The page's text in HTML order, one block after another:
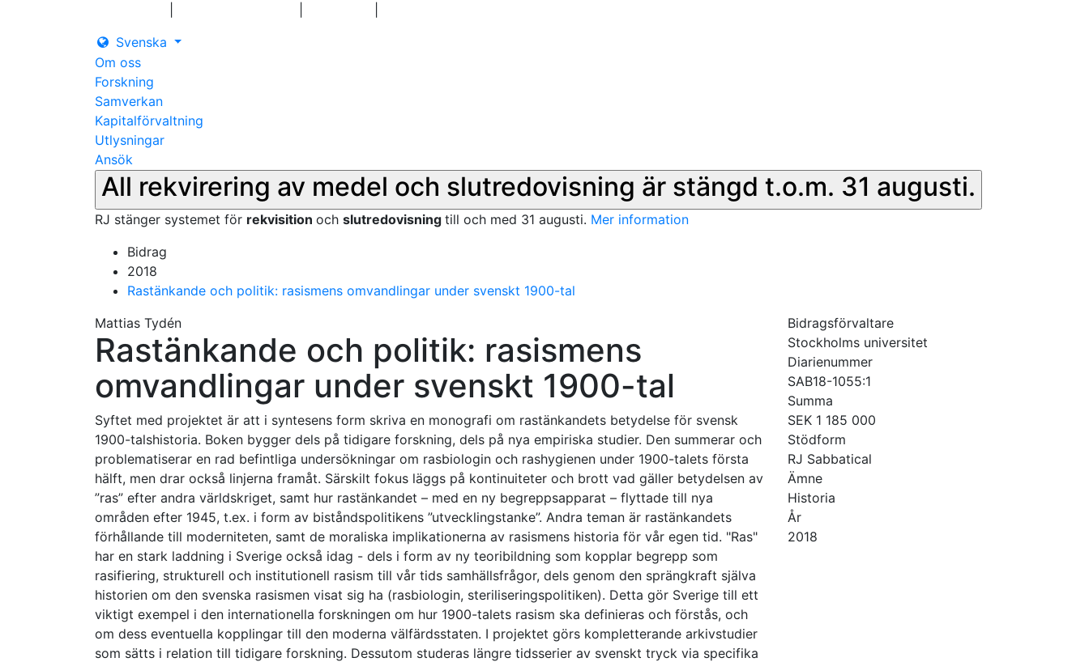
Svenska
Om oss
Forskning
Samverkan
Kapitalförvaltning
Utlysningar
Ansök
All rekvirering av medel och slutredovisning är stängd t.o.m. 31 augusti.
RJ stänger systemet för rekvisition och slutredovisning till och med 31 augusti. Mer information
Bidrag
2018
Rastänkande och politik: rasismens omvandlingar under svenskt 1900-tal
Mattias Tydén
Rastänkande och politik: rasismens
omvandlingar under svenskt 1900-tal
Syftet med projektet är att i syntesens form skriva en monografi om rastänkandets betydelse för svensk
1900-talshistoria. Boken bygger dels på tidigare forskning, dels på nya empiriska studier. Den summerar och
problematiserar en rad befintliga undersökningar om rasbiologin och rashygienen under 1900-talets första
hälft, men drar också linjerna framåt. Särskilt fokus läggs på kontinuiteter och brott vad gäller betydelsen av
”ras” efter andra världskriget, samt hur rastänkandet – med en ny begreppsapparat – flyttade till nya
områden efter 1945, t.ex. i form av biståndspolitikens ”utvecklingstanke”. Andra teman är rastänkandets
förhållande till moderniteten, samt de moraliska implikationerna av rasismens historia för vår egen tid. "Ras"
har en stark laddning i Sverige också idag - dels i form av ny teoribildning som kopplar begrepp som
rasifiering, strukturell och institutionell rasism till vår tids samhällsfrågor, dels genom den sprängkraft själva
historien om den svenska rasismen visat sig ha (rasbiologin, steriliseringspolitiken). Detta gör Sverige till ett
viktigt exempel i den internationella forskningen om hur 1900-talets rasism ska definieras och förstås, och
om dess eventuella kopplingar till den moderna välfärdsstaten. I projektet görs kompletterande arkivstudier
som sätts i relation till tidigare forskning. Dessutom studeras längre tidsserier av svenskt tryck via specifika
Bidragsförvaltare
Stockholms universitet
Diarienummer
SAB18-1055:1
Summa
SEK 1 185 000
Stödform
RJ Sabbatical
Ämne
Historia
År
2018